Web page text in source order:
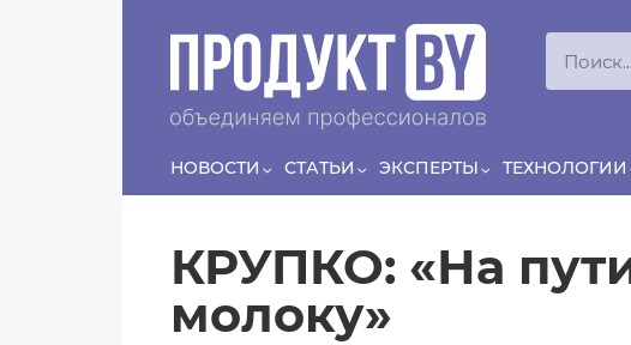
СергейЛЯШКО
Если у нас есть беспривязь, все животные чипированы и
есть программа-планировщик, на проведение…
Принято
НОВОСТИ СТАТЬИ ЭКСПЕРТЫ ТЕХНОЛОГИИ
КРУПКО: «На
молоку»